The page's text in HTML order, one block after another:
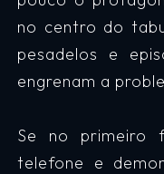
no centro do
pesadelos e
engrenam a
Se no primeiro
telefone e